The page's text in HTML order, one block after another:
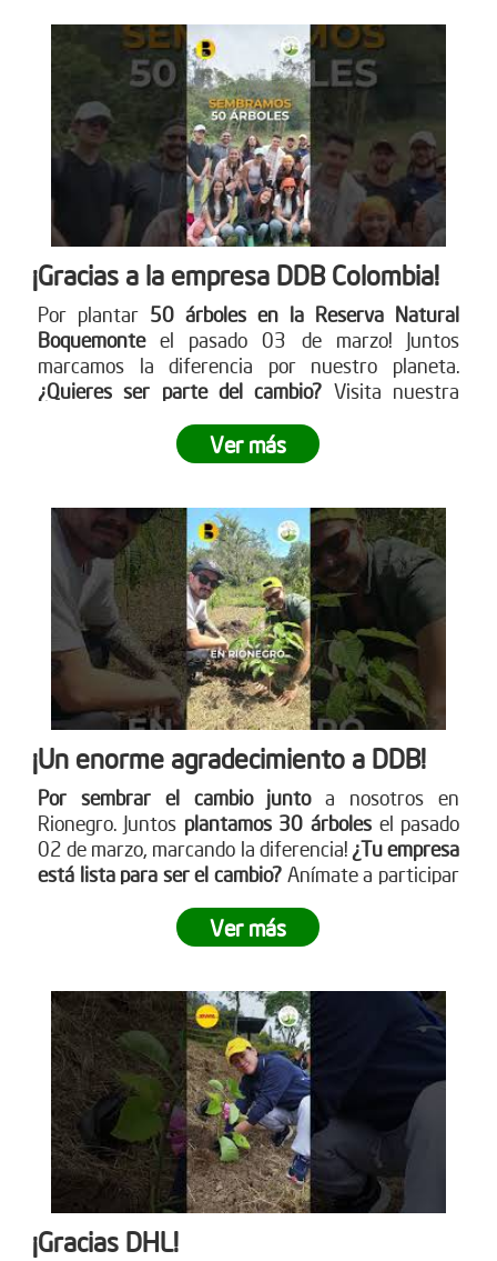
¡Gracias a la empresa DDB Colombia!
Por plantar50 árboles en la Reserva Natural
Boquemonteel pasado 03 de marzo! Juntos
marcamos la diferencia por nuestro planeta.
¿Quieres ser parte del cambio? Visita nuestra
www.reddearboles.orgVer más
¡Un enorme agradecimiento a DDB!
Por sembrar el cambio juntoa nosotros en
Rionegro. Juntos plantamos 30 árboles el pasado
02 de marzo, marcando la diferencia!¿Tu empresa
está lista para ser el cambio? Anímate a participar
información sobre cómo puedes unirte, visita
nuestro sitio web www.reddearboles.org
Ver más
¡Gracias DHL!